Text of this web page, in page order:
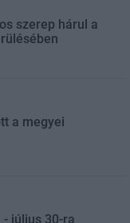
szerep hárul a
a megyei
július 30-ra